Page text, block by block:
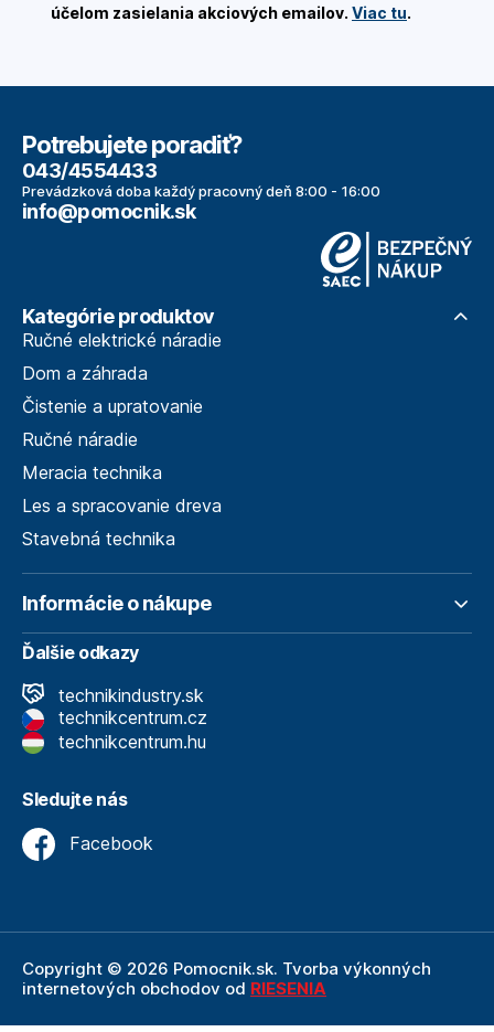
účelom zasielania akciových emailov. Viac tu.
Potrebujete poradiť?
043/4554433
Prevádzková doba každý pracovný deň 8:00 - 16:00
info@pomocnik.sk
Kategórie produktov
Ručné elektrické náradie
Dom a záhrada
Čistenie a upratovanie
Ručné náradie
Meracia technika
Les a spracovanie dreva
Stavebná technika
Informácie o nákupe
Ďalšie odkazy
technikindustry.sk
technikcentrum.cz
technikcentrum.hu
Sledujte nás
Facebook
Copyright © 2026 Pomocnik.sk. Tvorba výkonných
internetových obchodov od RIESENIA